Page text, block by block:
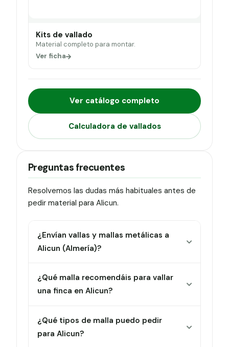
Kits de vallado
Material completo para montar.
Ver ficha
Ver catálogo completo
Calculadora de vallados
Preguntas frecuentes
Resolvemos las dudas más habituales antes de
pedir material para Alicun.
¿Envían vallas y mallas metálicas a
Alicun (Almería)?
¿Qué malla recomendáis para vallar
una finca en Alicun?
¿Qué tipos de malla puedo pedir
para Alicun?